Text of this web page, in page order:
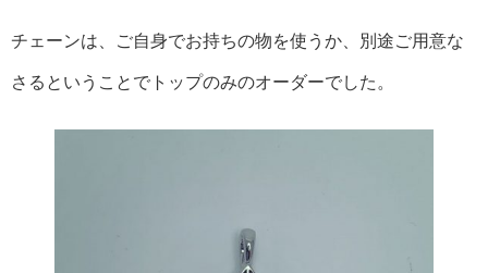
チェーンは、ご自身でお持ちの物を使うか、別途ご用意な
さるということでトップのみのオーダーでした。